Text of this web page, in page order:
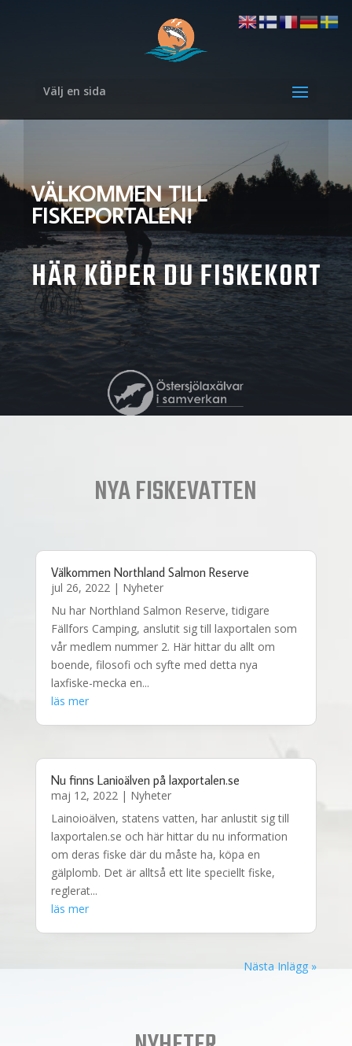
Välj en sida
VÄLKOMMEN TILL
FISKEPORTALEN!
HÄR KÖPER DU FISKEKORT
NYA FISKEVATTEN
Välkommen Northland Salmon Reserve
jul 26, 2022| Nyheter
Nu har Northland Salmon Reserve, tidigare
Fällfors Camping, anslutit sig till laxportalen som
vår medlem nummer 2. Här hittar du allt om
boende, filosofi och syfte med detta nya
laxfiske-mecka en...
läs mer
Nu finns Lanioälven på laxportalen.se
maj 12, 2022| Nyheter
Lainoioälven, statens vatten, har anlustit sig till
laxportalen.se och här hittar du nu information
om deras fiske där du måste ha, köpa en
gälplomb. Det är alltså ett lite speciellt fiske,
reglerat...
läs mer
Nästa Inlägg »